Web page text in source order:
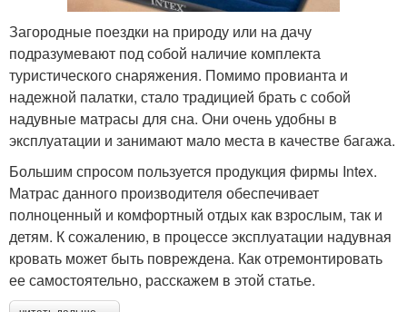
Загородные поездки на природу или на дачу
подразумевают под собой наличие комплекта
туристического снаряжения. Помимо провианта и
надежной палатки, стало традицией брать с собой
надувные матрасы для сна. Они очень удобны в
эксплуатации и занимают мало места в качестве багажа.
Большим спросом пользуется продукция фирмы Intex.
Матрас данного производителя обеспечивает
полноценный и комфортный отдых как взрослым, так и
детям. К сожалению, в процессе эксплуатации надувная
кровать может быть повреждена. Как отремонтировать
ее самостоятельно, расскажем в этой статье.